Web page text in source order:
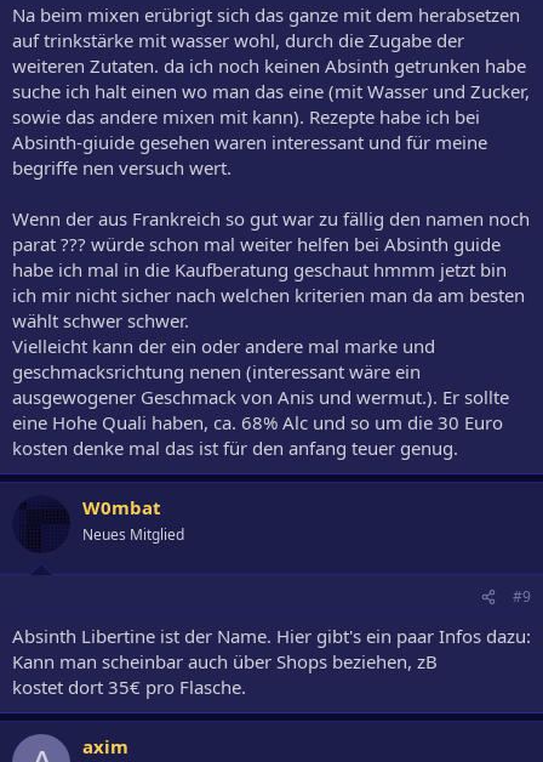
Na beim mixen erübrigt sich das ganze mit dem herabsetzen
auf trinkstärke mit wasser wohl, durch die Zugabe der
weiteren Zutaten. da ich noch keinen Absinth getrunken habe
suche ich halt einen wo man das eine (mit Wasser und Zucker,
sowie das andere mixen mit kann). Rezepte habe ich bei
Absinth-giuide gesehen waren interessant und für meine
begriffe nen versuch wert.
Wenn der aus Frankreich so gut war zu fällig den namen noch
parat ??? würde schon mal weiter helfen bei Absinth guide
habe ich mal in die Kaufberatung geschaut hmmm jetzt bin
ich mir nicht sicher nach welchen kriterien man da am besten
wählt schwer schwer.
Vielleicht kann der ein oder andere mal marke und
geschmacksrichtung nenen (interessant wäre ein
ausgewogener Geschmack von Anis und wermut.). Er sollte
eine Hohe Quali haben, ca. 68% Alc und so um die 30 Euro
kosten denke mal das ist für den anfang teuer genug.
W0mbat
Neues Mitglied
#9
Absinth Libertine ist der Name. Hier gibt's ein paar Infos dazu:
Kann man scheinbar auch über Shops beziehen, zB
kostet dort 35€ pro Flasche.
axim